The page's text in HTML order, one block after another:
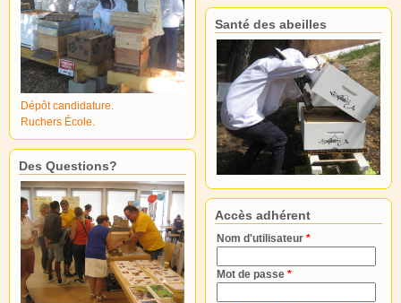
Dépôt candidature.
Ruchers École.
Des Questions?
Santé des abeilles
Accès adhérent
Nom d'utilisateur *
Mot de passe *